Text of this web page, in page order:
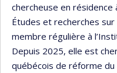
chercheuse en
Études et recherches
membre régulière à
Depuis 2025, elle est
québécois de réforme